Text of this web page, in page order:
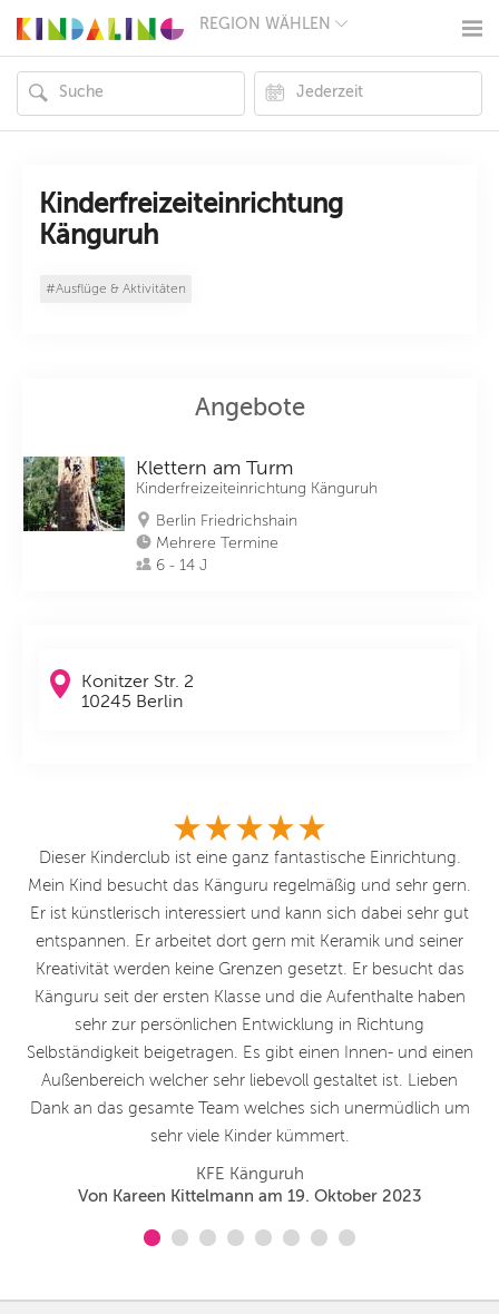
REGION WÄHLEN
MÜNCHEN
HAMBURG
FRANKFURT
KÖLN
ESSEN
HANNOVER
Kinderfreizeiteinrichtung
Känguruh
#Ausflüge & Aktivitäten
Angebote
Klettern am Turm
Kinderfreizeiteinrichtung Känguruh
Berlin Friedrichshain
Mehrere Termine
6 - 14 J
Konitzer Str. 2
10245 Berlin
Dieser Kinderclub ist eine ganz fantastische Einrichtung.
Mein Kind besucht das Känguru regelmäßig und sehr gern.
Er ist künstlerisch interessiert und kann sich dabei sehr gut
entspannen. Er arbeitet dort gern mit Keramik und seiner
Kreativität werden keine Grenzen gesetzt. Er besucht das
Känguru seit der ersten Klasse und die Aufenthalte haben
sehr zur persönlichen Entwicklung in Richtung
Selbständigkeit beigetragen. Es gibt einen Innen- und einen
Außenbereich welcher sehr liebevoll gestaltet ist. Lieben
Dank an das gesamte Team welches sich unermüdlich um
sehr viele Kinder kümmert.
KFE Känguruh
Von Kareen Kittelmann am 19. Oktober 2023